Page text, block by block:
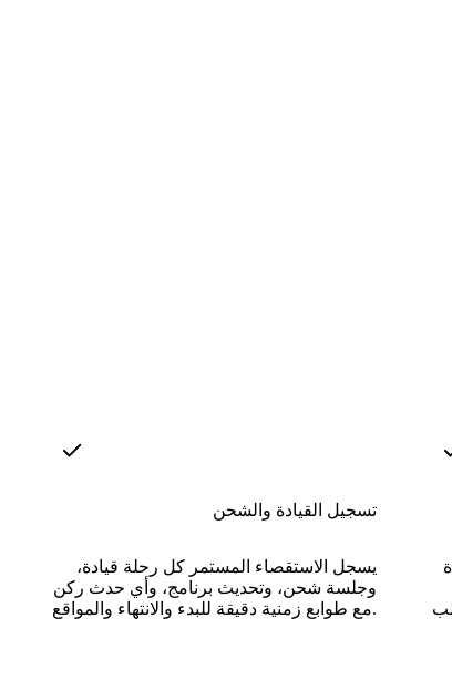
تسجيل القيادة والشحن
يسجل الاستقصاء المستمر كل رحلة قيادة،
وجلسة شحن، وتحديث برنامج، وأي حدث ركن
مع طوابع زمنية دقيقة للبدء والانتهاء والمواقع.